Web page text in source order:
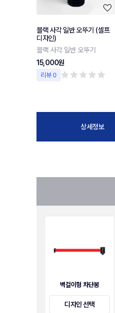
블랙 사각 일반 오뚜기 (셀프
디자인)
블랙 사각 일반 오뚜기
15,000원
리뷰 0
상세정보
벽걸이형 차단봉
디자인 선택